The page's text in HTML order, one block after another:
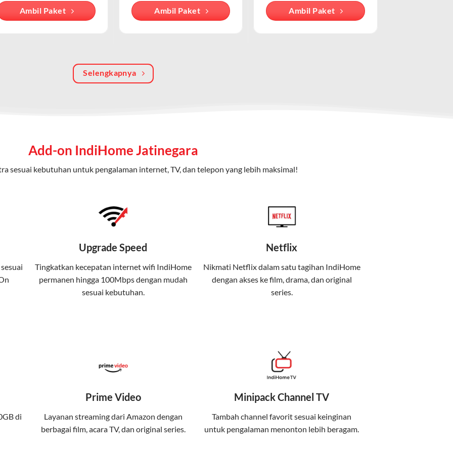
secara terpisah.
dari IndiHome yang menggabungkan internet, TV kabel (IndiHome TV), dan telepon rumah. Dengan paket ini, Anda bisa
telepon dalam satu langganan.
Mbps untuk aktivitas online tanpa hambatan.
termasuk fitur replay dan on-demand.
internet, TV, dan telepon rumah, Telkomsel juga menghadirkan Telkomsel One, sebuah
Telkomsel One menggabungkan layanan internet, hiburan, dan komunikasi dalam satu paket
konektivitas internet rumah (IndiHome/Telkomsel Orbit) dan mobile internet (Telkomsel) dalam satu paket.
Ambil Paket Ambil Paket Ambil Paket
Selengkapnya
Add-on IndiHome Jatinegara
sesuai kebutuhan untuk pengalaman internet, TV, dan telepon yang lebih maksimal!
Upgrade Speed
Tingkatkan kecepatan internet wifi IndiHome
permanen hingga 100Mbps dengan mudah
sesuai kebutuhan.
Netflix
Nikmati Netflix dalam satu tagihan IndiHome
dengan akses ke film, drama, dan original
series.
di
Prime Video
Layanan streaming dari Amazon dengan
berbagai film, acara TV, dan original series.
Minipack Channel TV
Tambah channel favorit sesuai keinginan
untuk pengalaman menonton lebih beragam.